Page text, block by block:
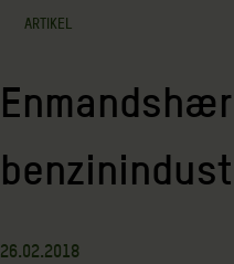
ARTIKEL
26.02.2018